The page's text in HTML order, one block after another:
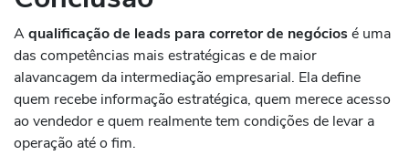
Aqualificação de leads para corretor de negóciosé uma
das competências mais estratégicas e de maior
alavancagem da intermediação empresarial. Ela define
quem recebe informação estratégica, quem merece acesso
ao vendedor e quem realmente tem condições de levar a
operação até o fim.